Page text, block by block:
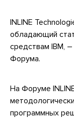
INLINE
обладающий
средствам IBM,
Форума.
На Форуме
программных